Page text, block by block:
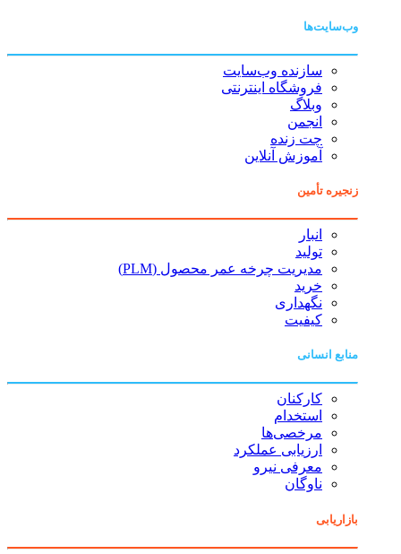
وب‌سایت‌ها
سازنده وب‌سایت
فروشگاه اینترنتی
وبلاگ
انجمن
چت زنده
آموزش آنلاین
زنجیره تأمین
انبار
تولید
مدیریت چرخه عمر محصول (PLM)
خرید
نگهداری
کیفیت
منابع انسانی
کارکنان
استخدام
مرخصی‌ها
ارزیابی عملکرد
معرفی نیرو
ناوگان
بازاریابی